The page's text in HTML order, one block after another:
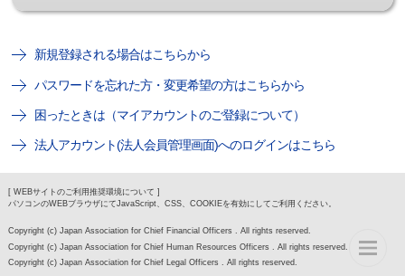
新規登録される場合はこちらから
パスワードを忘れた方・変更希望の方はこちらから
困ったときは（マイアカウントのご登録について）
法人アカウント(法人会員管理画面)へのログインはこちら
[ WEBサイトのご利用推奨環境について ]
パソコンのWEBブラウザにてJavaScript、CSS、COOKIEを有効にしてご利用ください。
Copyright (c) Japan Association for Chief Financial Officers . All rights reserved.
Copyright (c) Japan Association for Chief Human Resources Officers . All rights reserved.
Copyright (c) Japan Association for Chief Legal Officers . All rights reserved.